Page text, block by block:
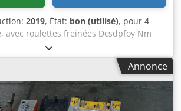
2019, État: bon (utilisé), pour 4
avec roulettes freinées Dcsdpfoy Nm
Annonce